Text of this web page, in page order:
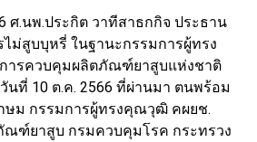
ศ.นพ.ประกิต วาทีสาธกกิจ ประธาน
ม่สูบบุหรี่ ในฐานะกรรมการผู้ทรง
รควบคุมผลิตภัณฑ์ยาสูบแห่งชาติ
นที่ 10 ต.ค. 2566 ที่ผ่านมา ตนพร้อม
ษม กรรมการผู้ทรงคุณวุฒิ คผยช.
ฑ์ยาสูบ กรมควบคุมโรค กระทรวง